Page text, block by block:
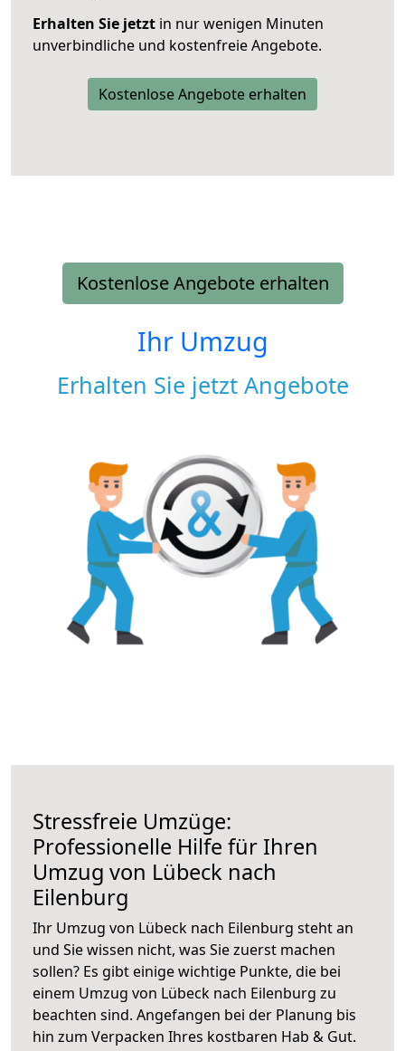
Erhalten Sie jetzt in nur wenigen Minuten
unverbindliche und kostenfreie Angebote.
Kostenlose Angebote erhalten
Kostenlose Angebote erhalten
Ihr Umzug
Erhalten Sie jetzt Angebote
Stressfreie Umzüge:
Professionelle Hilfe für Ihren
Umzug von Lübeck nach
Eilenburg
Ihr Umzug von Lübeck nach Eilenburg steht an
und Sie wissen nicht, was Sie zuerst machen
sollen? Es gibt einige wichtige Punkte, die bei
einem Umzug von Lübeck nach Eilenburg zu
beachten sind. Angefangen bei der Planung bis
hin zum Verpacken Ihres kostbaren Hab & Gut.